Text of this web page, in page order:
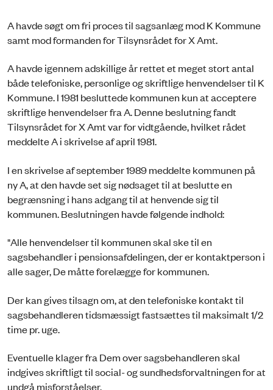
A havde søgt om fri proces til sagsanlæg mod K Kommune
samt mod formanden for Tilsynsrådet for X Amt.
A havde igennem adskillige år rettet et meget stort antal
både telefoniske, personlige og skriftlige henvendelser til K
Kommune. I 1981 besluttede kommunen kun at acceptere
skriftlige henvendelser fra A. Denne beslutning fandt
Tilsynsrådet for X Amt var for vidtgående, hvilket rådet
meddelte A i skrivelse af april 1981.
I en skrivelse af september 1989 meddelte kommunen på
ny A, at den havde set sig nødsaget til at beslutte en
begrænsning i hans adgang til at henvende sig til
kommunen. Beslutningen havde følgende indhold:
"Alle henvendelser til kommunen skal ske til en
sagsbehandler i pensionsafdelingen, der er kontaktperson i
alle sager, De måtte forelægge for kommunen.
Der kan gives tilsagn om, at den telefoniske kontakt til
sagsbehandleren tidsmæssigt fastsættes til maksimalt 1/2
time pr. uge.
Eventuelle klager fra Dem over sagsbehandleren skal
indgives skriftligt til social- og sundhedsforvaltningen for at
undgå misforståelser.